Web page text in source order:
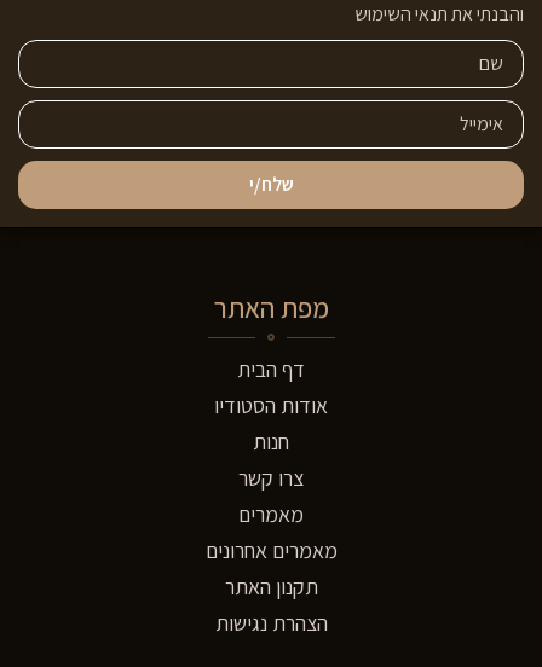
והבנתי את תנאי השימוש
שלח/י
מפת האתר
דף הבית
אודות הסטודיו
חנות
צרו קשר
מאמרים
מאמרים אחרונים
תקנון האתר
הצהרת נגישות